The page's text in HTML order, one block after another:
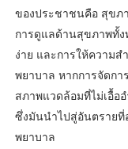
ของประชาชนคือ สุขภ
การดูแลด้านสุขภาพทั้ง
ง่าย และการให้ความ
พยาบาล หากการจัดกา
สภาพแวดล้อมที่ไม่เอื้อ
ซึ่งมันนำไปสู่อันตรายที่
พยาบาล